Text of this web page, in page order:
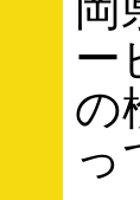
ー
の
っ